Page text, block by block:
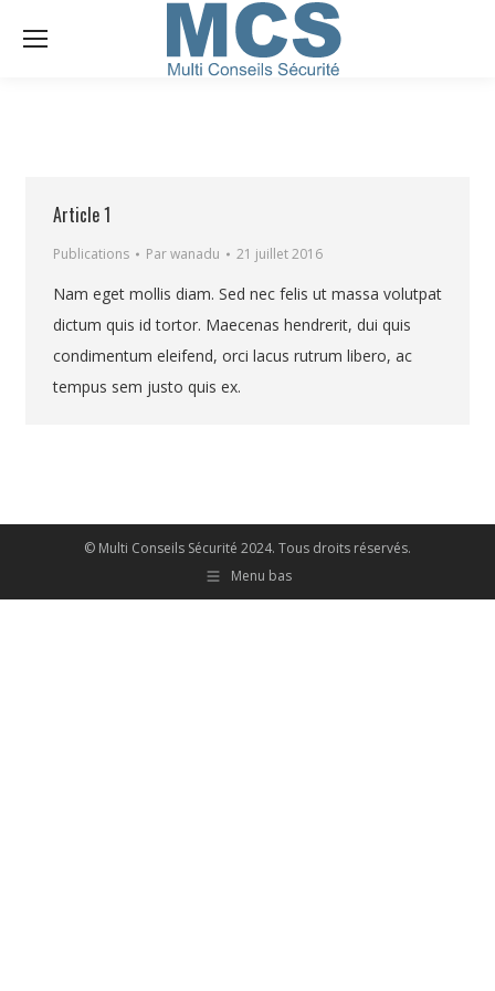
Article 1
Publications Parwanadu 21 juillet 2016
Nam eget mollis diam. Sed nec felis ut massa volutpat
dictum quis id tortor. Maecenas hendrerit, dui quis
condimentum eleifend, orci lacus rutrum libero, ac
tempus sem justo quis ex.
© Multi Conseils Sécurité 2024. Tous droits réservés.
Menu bas